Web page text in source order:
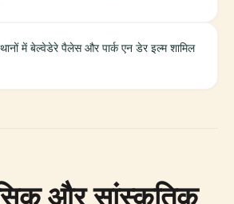
में बेल्वेडेरे पैलेस और पार्क एन डेर इल्म शामिल